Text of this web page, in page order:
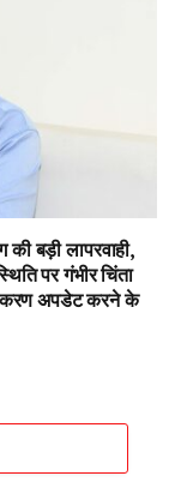
बड़ी लापरवाही,
पर गंभीर चिंता
अपडेट करने के